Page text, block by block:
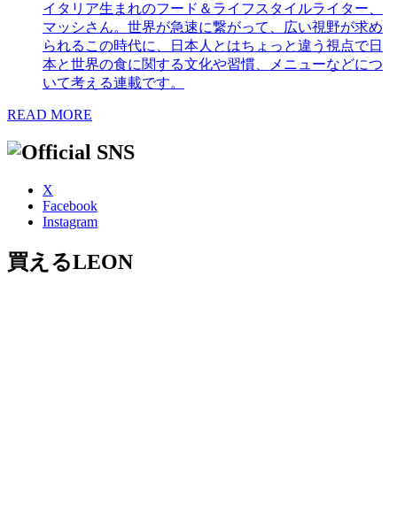
イタリア生まれのフード＆ライフスタイルライター、
マッシさん。世界が急速に繋がって、広い視野が求め
られるこの時代に、日本人とはちょっと違う視点で日
本と世界の食に関する文化や習慣、メニューなどにつ
いて考える連載です。
READ MORE
X
Facebook
Instagram
買えるLEON